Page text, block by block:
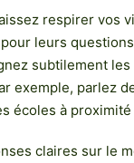
respirer vos
leurs
subtilement les
exemple, parlez
écoles à
claires sur le